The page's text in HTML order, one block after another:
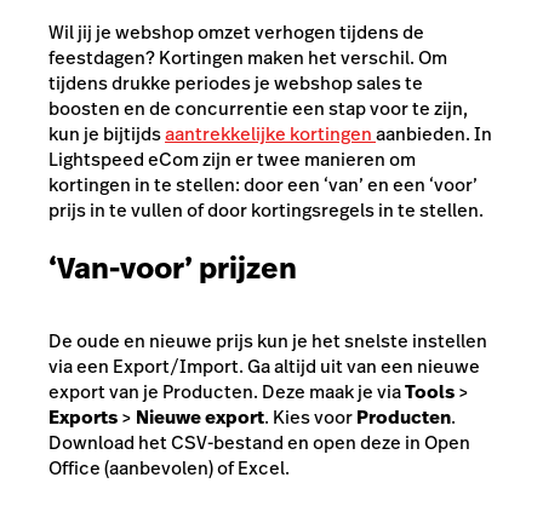
Wil jij je webshop omzet verhogen tijdens de
feestdagen? Kortingen maken het verschil. Om
tijdens drukke periodes je webshop sales te
boosten en de concurrentie een stap voor te zijn,
kun je bijtijdsaantrekkelijke kortingenaanbieden. In
Lightspeed eCom zijn er twee manieren om
kortingen in te stellen: door een ‘van’ en een ‘voor’
prijs in te vullen of door kortingsregels in te stellen.
‘Van-voor’ prijzen
De oude en nieuwe prijs kun je het snelste instellen
via een Export/Import. Ga altijd uit van een nieuwe
export van je Producten. Deze maak je viaTools>
Exports> Nieuwe export. Kies voorProducten.
Download het CSV-bestand en open deze in Open
Office (aanbevolen) of Excel.